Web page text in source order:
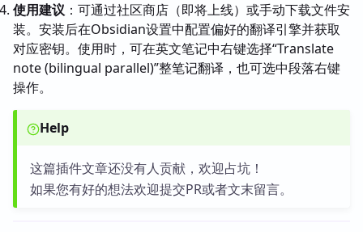
使用建议 ：可通过社区商店（即将上线）或手动下载文件安
装。安装后在Obsidian设置中配置偏好的翻译引擎并获取
对应密钥。使用时，可在英文笔记中右键选择“Translate
note (bilingual parallel)”整笔记翻译，也可选中段落右键
操作。
Help
这篇插件文章还没有人贡献，欢迎占坑！
如果您有好的想法欢迎提交PR或者文末留言。